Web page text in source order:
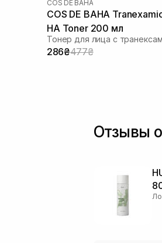
COS DE BAHA
COS DE BAHA
HA Toner 200 мл
286₴477₴
Отзывы